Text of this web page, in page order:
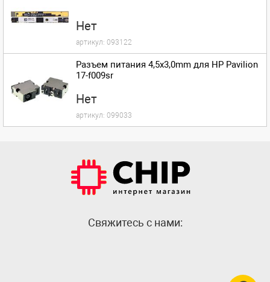
Нет
артикул: 093122
Разъем питания 4,5x3,0mm для HP Pavilion
17-f009sr
Нет
артикул: 099033
Cвяжитесь с нами: